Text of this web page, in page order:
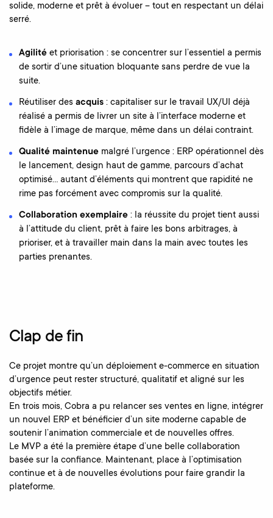
solide, moderne et prêt à évoluer – tout en respectant un délai
serré.
Agilité et priorisation : se concentrer sur l’essentiel a permis
de sortir d’une situation bloquante sans perdre de vue la
suite.
Réutiliser des acquis : capitaliser sur le travail UX/UI déjà
réalisé a permis de livrer un site à l’interface moderne et
fidèle à l’image de marque, même dans un délai contraint.
Qualité maintenue malgré l’urgence : ERP opérationnel dès
le lancement, design haut de gamme, parcours d’achat
optimisé… autant d’éléments qui montrent que rapidité ne
rime pas forcément avec compromis sur la qualité.
Collaboration exemplaire : la réussite du projet tient aussi
à l’attitude du client, prêt à faire les bons arbitrages, à
prioriser, et à travailler main dans la main avec toutes les
parties prenantes.
Clap de fin
Ce projet montre qu’un déploiement e-commerce en situation
d’urgence peut rester structuré, qualitatif et aligné sur les
objectifs métier.
En trois mois, Cobra a pu relancer ses ventes en ligne, intégrer
un nouvel ERP et bénéficier d’un site moderne capable de
soutenir l’animation commerciale et de nouvelles offres.
Le MVP a été la première étape d’une belle collaboration
basée sur la confiance. Maintenant, place à l’optimisation
continue et à de nouvelles évolutions pour faire grandir la
plateforme.